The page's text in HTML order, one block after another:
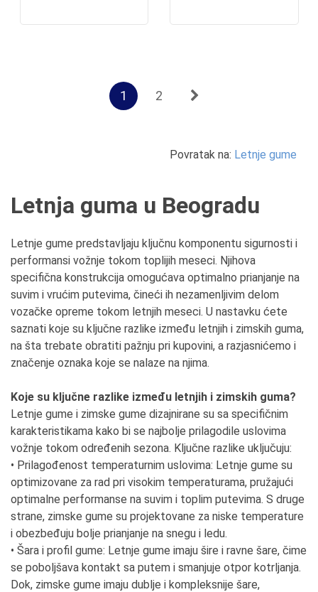
1 2
Povratak na: Letnje gume
Letnja guma u Beogradu
Letnje gume predstavljaju ključnu komponentu sigurnosti i
performansi vožnje tokom toplijih meseci. Njihova
specifična konstrukcija omogućava optimalno prianjanje na
suvim i vrućim putevima, čineći ih nezamenljivim delom
vozačke opreme tokom letnjih meseci. U nastavku ćete
saznati koje su ključne razlike između letnjih i zimskih guma,
na šta trebate obratiti pažnju pri kupovini, a razjasnićemo i
značenje oznaka koje se nalaze na njima.
Koje su ključne razlike između letnjih i zimskih guma?
Letnje gume i zimske gume dizajnirane su sa specifičnim
karakteristikama kako bi se najbolje prilagodile uslovima
vožnje tokom određenih sezona. Ključne razlike uključuju:
• Prilagođenost temperaturnim uslovima: Letnje gume su
optimizovane za rad pri visokim temperaturama, pružajući
optimalne performanse na suvim i toplim putevima. S druge
strane, zimske gume su projektovane za niske temperature
i obezbeđuju bolje prianjanje na snegu i ledu.
• Šara i profil gume: Letnje gume imaju šire i ravne šare, čime
se poboljšava kontakt sa putem i smanjuje otpor kotrljanja.
Dok, zimske gume imaju dublje i kompleksnije šare,